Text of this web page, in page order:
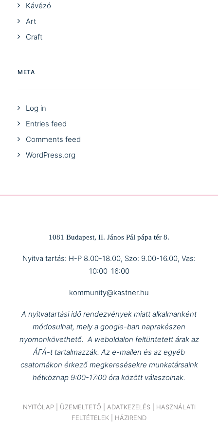
Kávézó
Art
Craft
META
Log in
Entries feed
Comments feed
WordPress.org
1081 Budapest, II. János Pál pápa tér 8.
Nyitva tartás: H-P 8.00-18.00, Szo: 9.00-16.00, Vas:
10:00-16:00
kommunity@kastner.hu
A nyitvatartási idő rendezvények miatt alkalmanként
módosulhat, mely a google-ban naprakészen
nyomonkövethető. A weboldalon feltüntetett árak az
ÁFÁ-t tartalmazzák. Az e-mailen és az egyéb
csatornákon érkező megkeresésekre munkatársaink
hétköznap 9:00-17:00 óra között válaszolnak.
NYITÓLAP| ÜZEMELTETŐ ADATKEZELÉS| HASZNÁLATI
FELTÉTELEK
HÁZIREND